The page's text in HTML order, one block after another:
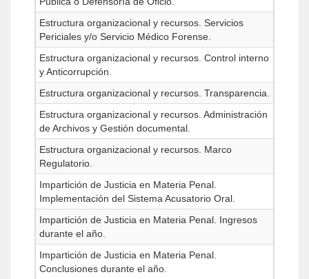
Estructura organizacional y recursos. Servicios
Periciales y/o Servicio Médico Forense.
Estructura organizacional y recursos. Control interno
y Anticorrupción.
Estructura organizacional y recursos. Transparencia.
Estructura organizacional y recursos. Administración
de Archivos y Gestión documental.
Estructura organizacional y recursos. Marco
Regulatorio.
Impartición de Justicia en Materia Penal.
Implementación del Sistema Acusatorio Oral.
Impartición de Justicia en Materia Penal. Ingresos
durante el año.
Impartición de Justicia en Materia Penal.
Conclusiones durante el año.